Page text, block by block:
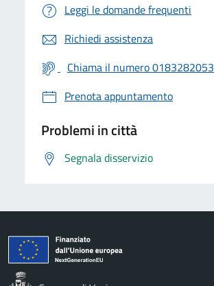
Leggi le domande frequenti
Richiedi assistenza
Chiama il numero 0183282053
Prenota appuntamento
Problemi in città
Segnala disservizio